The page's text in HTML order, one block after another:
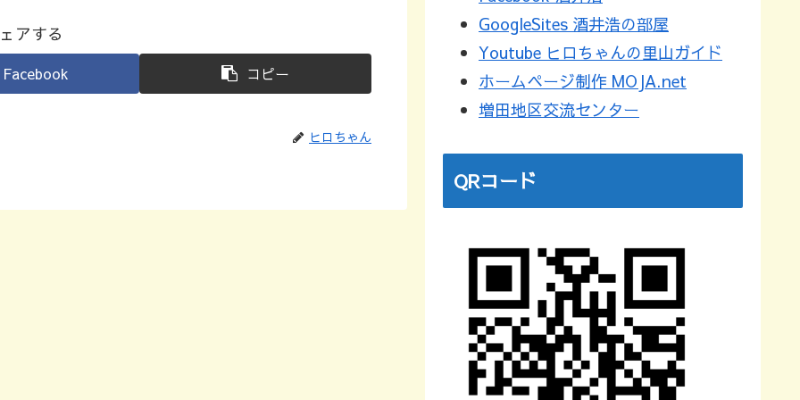
アする
Facebook コピー
ヒロちゃん
GoogleSites 酒井浩の部屋
Youtube ヒロちゃんの里山ガイド
ホームページ制作 MOJA.net
増田地区交流センター
QRコード